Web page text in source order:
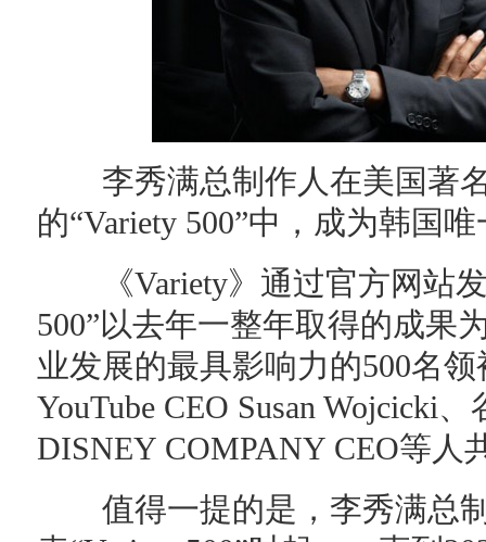
李秀满总制作人在美国著名
的“Variety 500”中，成为韩国
《Variety》通过官方网站发
500”以去年一整年取得的成果
业发展的最具影响力的500名
YouTube CEO Susan Wojcicki
DISNEY COMPANY CEO等人
值得一提的是，李秀满总制